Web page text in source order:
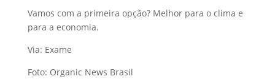
Vamos com a primeira opção? Melhor para o clima e
para a economia.
Via: Exame
Foto: Organic News Brasil